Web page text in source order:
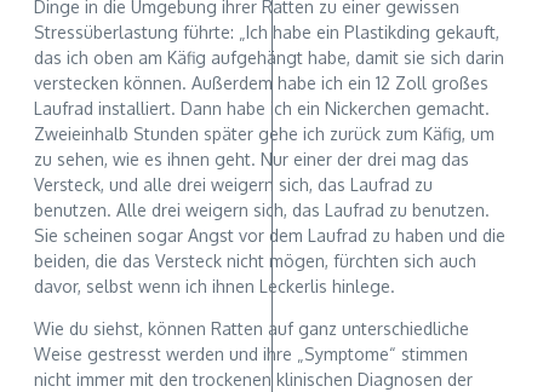
Dinge in die Umgebung ihrer Ratten zu einer gewissen
Stressüberlastung führte: „Ich habe ein Plastikding gekauft,
das ich oben am Käfig aufgehängt habe, damit sie sich darin
verstecken können. Außerdem habe ich ein 12 Zoll großes
Laufrad installiert. Dann habe ich ein Nickerchen gemacht.
Zweieinhalb Stunden später gehe ich zurück zum Käfig, um
zu sehen, wie es ihnen geht. Nur einer der drei mag das
Versteck, und alle drei weigern sich, das Laufrad zu
benutzen. Alle drei weigern sich, das Laufrad zu benutzen.
Sie scheinen sogar Angst vor dem Laufrad zu haben und die
beiden, die das Versteck nicht mögen, fürchten sich auch
davor, selbst wenn ich ihnen Leckerlis hinlege.
Wie du siehst, können Ratten auf ganz unterschiedliche
Weise gestresst werden und ihre „Symptome“ stimmen
nicht immer mit den trockenen klinischen Diagnosen der